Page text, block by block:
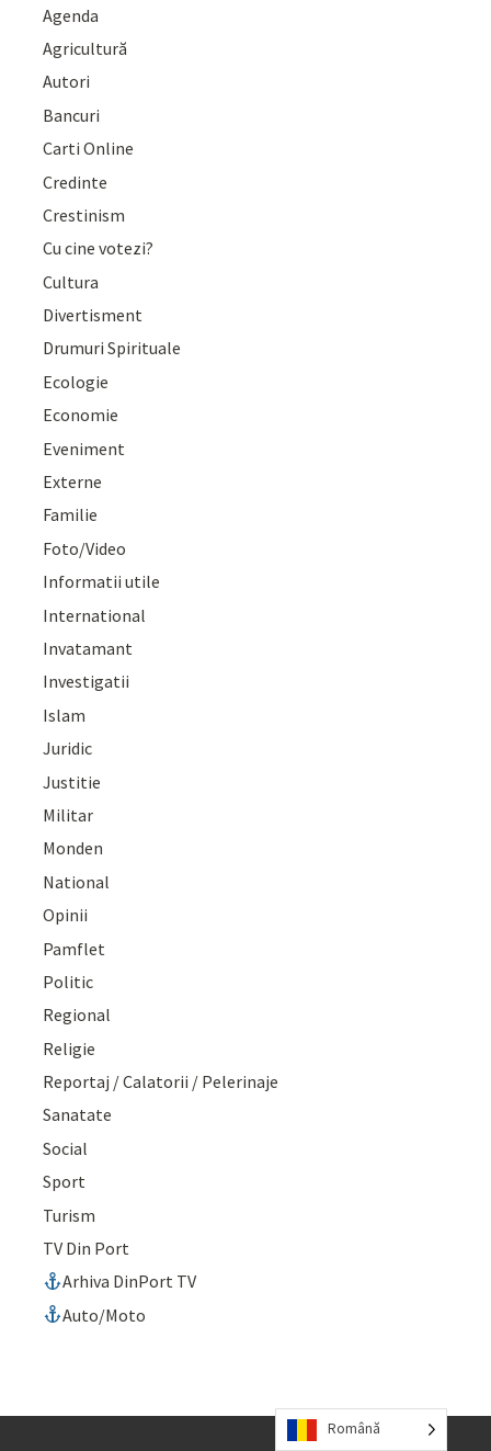
Agenda
Agricultură
Autori
Bancuri
Carti Online
Credinte
Crestinism
Cu cine votezi?
Cultura
Divertisment
Drumuri Spirituale
Ecologie
Economie
Eveniment
Externe
Familie
Foto/Video
Informatii utile
International
Invatamant
Investigatii
Islam
Juridic
Justitie
Militar
Monden
National
Opinii
Pamflet
Politic
Regional
Religie
Reportaj / Calatorii / Pelerinaje
Sanatate
Social
Sport
Turism
TV Din Port
Arhiva DinPort TV
Auto/Moto
Română